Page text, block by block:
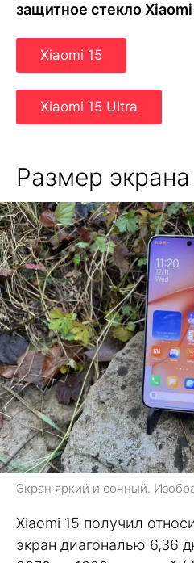
защитное стекло
Xiaomi 15
Xiaomi 15 Ultra
Размер
Экран яркий и сочный.
Xiaomi 15 получил
экран диагональю 6,36